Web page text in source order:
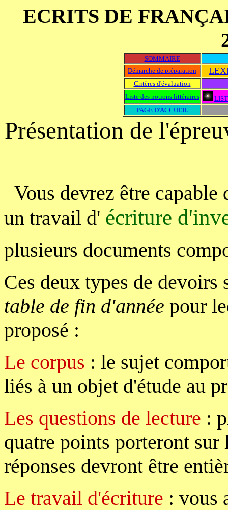
ECRITS DE
SOMMAIRE
Démarche de préparation
Critères d'évaluation
Liste des notions littéraires
PAGE D'ACCUEIL
Présentation de
Vous devrez être
un travail d' écriture
plusieurs documents
Ces deux types de
table de fin d'année pour
proposé :
Le corpus : le sujet
liés à un objet d'étude au
Les questions de lecture :
quatre points porteront
réponses devront être
Le travail d'écriture : vous